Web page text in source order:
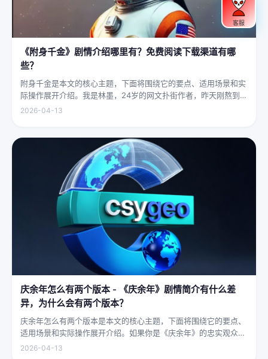
《附身千金》剧情介绍哪里有？免费阅读下载渠道有哪
些？
附身千金是本文的核心主题，下面将围绕它的要点、适用场景和实
际操作展开介绍。我是林墨，24岁的网文扑街作者，昨天刚熬到凌
晨四点赶完一本豪门甜宠文的大纲，揉着发酸的眼睛扑上床就睡，
2026-04-13
庆余年怎么有两个版本 - 《庆余年》剧情简介有什么差
异，为什么会有两个版本？
庆余年怎么有两个版本是本文的核心主题，下面将围绕它的要点、
适用场景和实际操作展开介绍。如果你是《庆余年》的忠实观众，
可能会发现这部剧在不同视频平台上呈现出两个略有差异的版本，
2026-04-13
客服